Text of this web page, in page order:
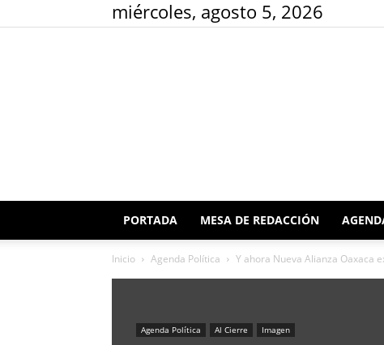
miércoles, agosto 5, 2026
PORTADA MESA DE REDACCIÓN
Inicio Agenda Política Y ahora Nueva Alianza Oaxaca
Agenda Política Al Cierre Imagen